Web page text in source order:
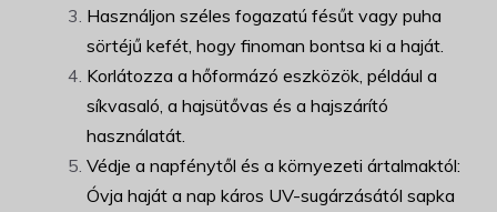
Használjon széles fogazatú fésűt vagy puha
sörtéjű kefét, hogy finoman bontsa ki a haját.
Korlátozza a hőformázó eszközök, például a
síkvasaló, a hajsütővas és a hajszárító
használatát.
Védje a napfénytől és a környezeti ártalmaktól:
Óvja haját a nap káros UV-sugárzásától sapka